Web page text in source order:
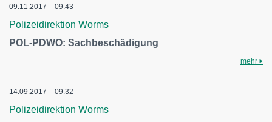
09.11.2017 – 09:43
Polizeidirektion Worms
POL-PDWO: Sachbeschädigung
mehr
14.09.2017 – 09:32
Polizeidirektion Worms